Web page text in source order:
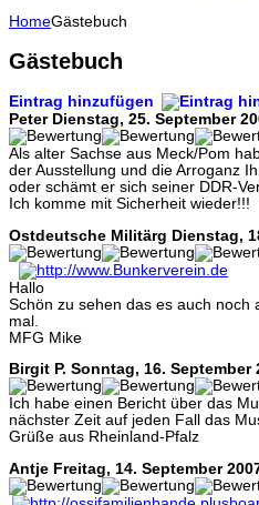
HomeGästebuch
Gästebuch
Eintrag hinzufügen
Peter Dienstag, 25. September
Als alter Sachse aus Meck/Pom
der Ausstellung und die Arroganz
oder schämt er sich seiner DDR-
Ich komme mit Sicherheit wieder!!!
Ostdeutsche Militärg Dienstag,
Hallo
Schön zu sehen das es auch noch
mal.
MFG Mike
Birgit P. Sonntag, 16. September
Ich habe einen Bericht über das
nächster Zeit auf jeden Fall das
Grüße aus Rheinland-Pfalz
Antje Freitag, 14. September